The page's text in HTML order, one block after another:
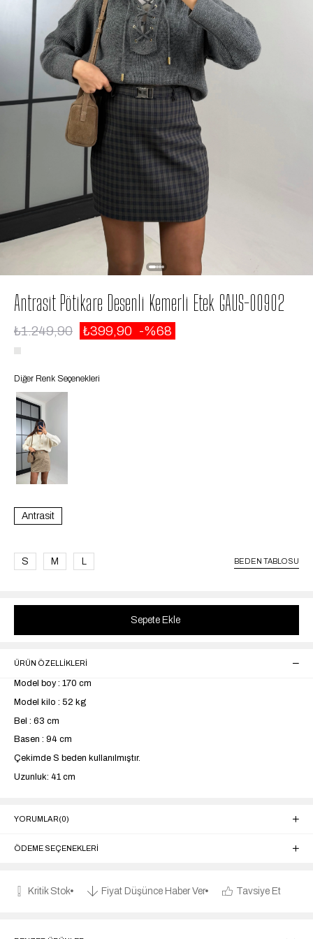
Antrasit Pötikare Desenli Kemerli Etek GAUS-00902
₺1.249,90 ₺399,90 68
Diğer Renk Seçenekleri
Antrasit
S M BEDEN TABLOSU
ÜRÜN ÖZELLIKLERI
Model boy : 170 cm
Model kilo : 52 kg
Bel : 63 cm
Basen : 94 cm
Çekimde S beden kullanılmıştır.
Uzunluk: 41 cm
YORUMLAR(0)
ÖDEME SEÇENEKLERI
Kritik Stok Fiyat Düşünce Haber Ver Tavsiye Et